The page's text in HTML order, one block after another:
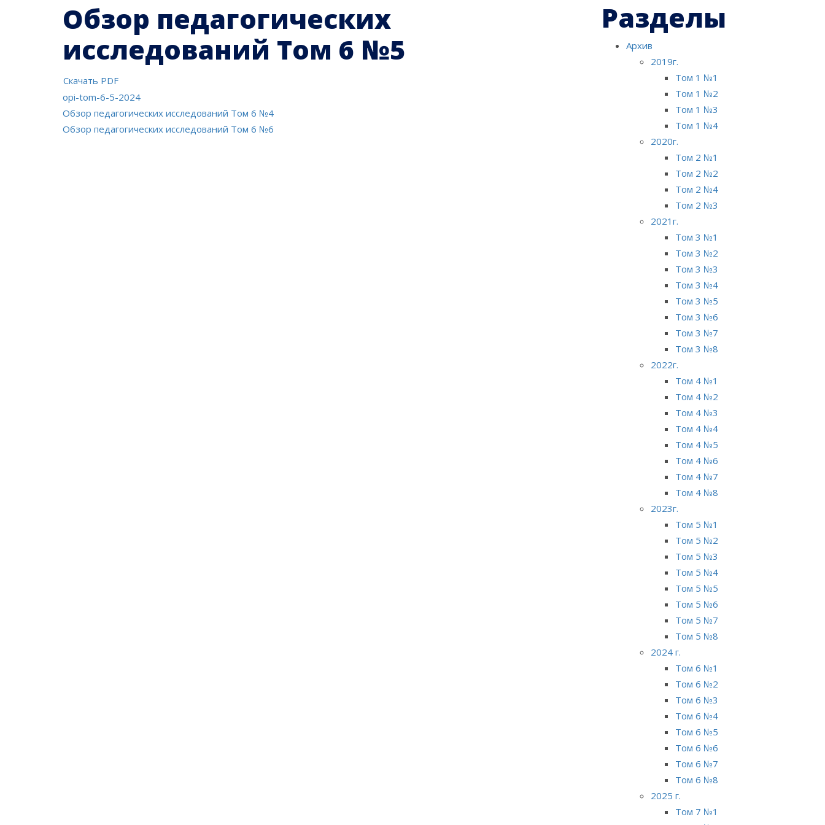
Обзор педагогических
исследований Том 6 №5
Скачать PDF
opi-tom-6-5-2024
Навигация
по
Обзор педагогических исследований Том 6 №4
Обзор педагогических исследований Том 6 №6
Разделы
Архив
2019г.
Том 1 №1
Том 1 №2
Том 1 №3
Том 1 №4
2020г.
Том 2 №1
Том 2 №2
Том 2 №4
Том 2 №3
2021г.
Том 3 №1
Том 3 №2
Том 3 №3
Том 3 №4
Том 3 №5
Том 3 №6
Том 3 №7
Том 3 №8
2022г.
Том 4 №1
Том 4 №2
Том 4 №3
Том 4 №4
Том 4 №5
Том 4 №6
Том 4 №7
Том 4 №8
2023г.
Том 5 №1
Том 5 №2
Том 5 №3
Том 5 №4
Том 5 №5
Том 5 №6
Том 5 №7
Том 5 №8
2024 г.
Том 6 №1
Том 6 №2
Том 6 №3
Том 6 №4
Том 6 №5
Том 6 №6
Том 6 №7
Том 6 №8
2025 г.
Том 7 №1